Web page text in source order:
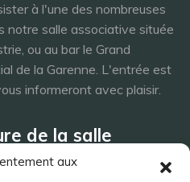
aux
à l'une des nombreuses
notre salle associative située
ou au bar le Grand
de la Garenne. L'entrée est
informeront avec plaisir.
de la salle